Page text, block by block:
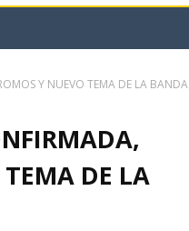
Y NUEVO TEMA DE LA BANDA
DE LA